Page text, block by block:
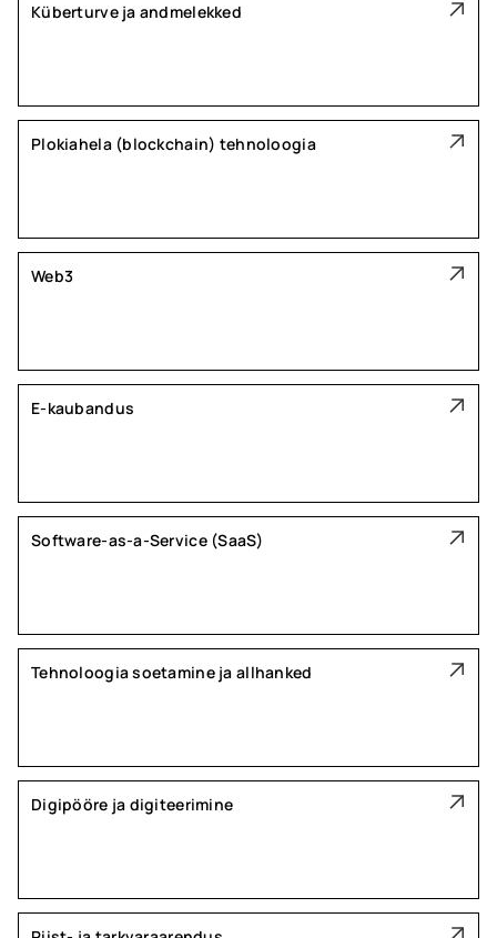
Küberturve ja andmelekked
Plokiahela (blockchain) tehnoloogia
Web3
E-kaubandus
Software-as-a-Service (SaaS)
Tehnoloogia soetamine ja allhanked
Digipööre ja digiteerimine